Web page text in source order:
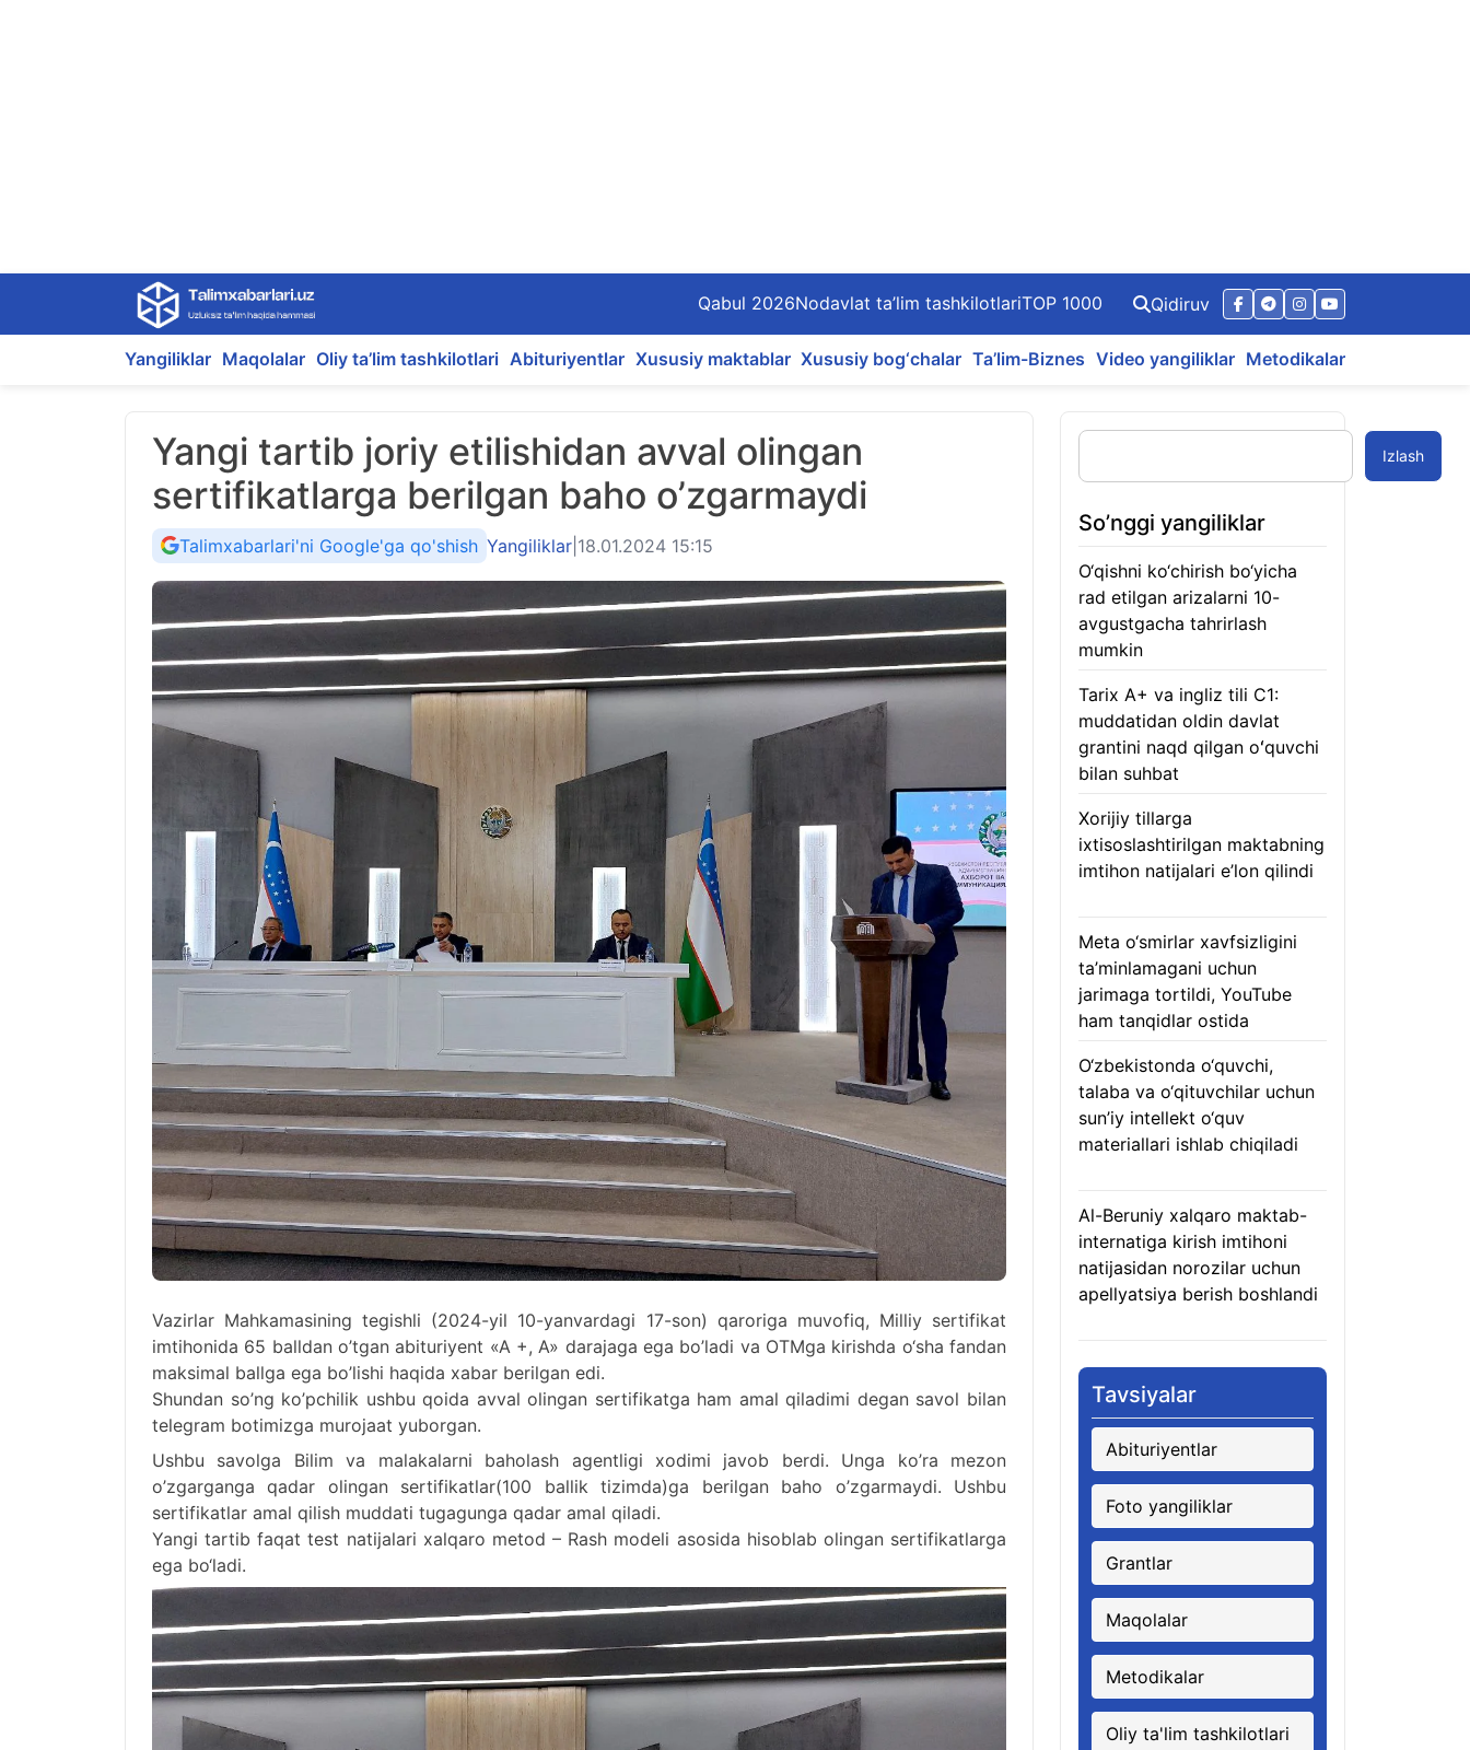
content
Qabul 2026Nodavlat ta’lim tashkilotlariTOP 1000 Qidiruv
Yangiliklar Maqolalar Oliy ta’lim tashkilotlari Abituriyentlar Xususiy maktablar Xususiy bog‘chalar Ta’lim-Biznes Video yangiliklar Metodikalar
Yangi tartib joriy etilishidan avval olingan
sertifikatlarga berilgan baho o’zgarmaydi
Talimxabarlari'ni Google'ga qo'shish Yangiliklar 18.01.2024 15:15
Vazirlar Mahkamasining tegishli (2024-yil 10-yanvardagi 17-son) qaroriga muvofiq, Milliy sertifikat
imtihonida 65 balldan o’tgan abituriyent «A +, A» darajaga ega bo’ladi va OTMga kirishda o‘sha fandan
maksimal ballga ega bo’lishi haqida xabar berilgan edi.
Shundan so’ng ko’pchilik ushbu qoida avval olingan sertifikatga ham amal qiladimi degan savol bilan
telegram botimizga murojaat yuborgan.
Ushbu savolga Bilim va malakalarni baholash agentligi xodimi javob berdi. Unga ko’ra mezon
o’zgarganga qadar olingan sertifikatlar(100 ballik tizimda)ga berilgan baho o’zgarmaydi. Ushbu
sertifikatlar amal qilish muddati tugagunga qadar amal qiladi.
Yangi tartib faqat test natijalari xalqaro metod – Rash modeli asosida hisoblab olingan sertifikatlarga
ega bo‘ladi.
Izlash
So’nggi yangiliklar
O‘qishni ko‘chirish bo‘yicha
rad etilgan arizalarni 10-
avgustgacha tahrirlash
mumkin
Tarix A+ va ingliz tili C1:
muddatidan oldin davlat
grantini naqd qilgan oʻquvchi
bilan suhbat
Xorijiy tillarga
ixtisoslashtirilgan maktabning
imtihon natijalari e’lon qilindi
Meta o‘smirlar xavfsizligini
ta’minlamagani uchun
jarimaga tortildi, YouTube
ham tanqidlar ostida
O‘zbekistonda o‘quvchi,
talaba va o‘qituvchilar uchun
sun’iy intellekt o‘quv
materiallari ishlab chiqiladi
Al-Beruniy xalqaro maktab-
internatiga kirish imtihoni
natijasidan norozilar uchun
apellyatsiya berish boshlandi
Tavsiyalar
Abituriyentlar
Foto yangiliklar
Grantlar
Maqolalar
Metodikalar
Oliy ta'lim tashkilotlari